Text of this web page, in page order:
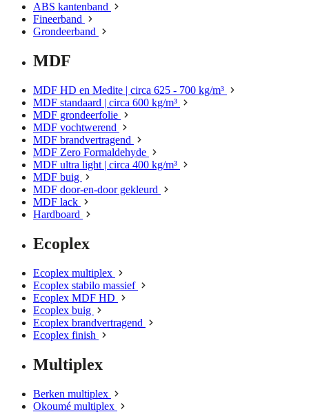
ABS kantenband
Fineerband
Grondeerband
MDF
MDF HD en Medite | circa 625 - 700 kg/m³
MDF standaard | circa 600 kg/m³
MDF grondeerfolie
MDF vochtwerend
MDF brandvertragend
MDF Zero Formaldehyde
MDF ultra light | circa 400 kg/m³
MDF buig
MDF door-en-door gekleurd
MDF lack
Hardboard
Ecoplex
Ecoplex multiplex
Ecoplex stabilo massief
Ecoplex MDF HD
Ecoplex buig
Ecoplex brandvertragend
Ecoplex finish
Multiplex
Berken multiplex
Okoumé multiplex